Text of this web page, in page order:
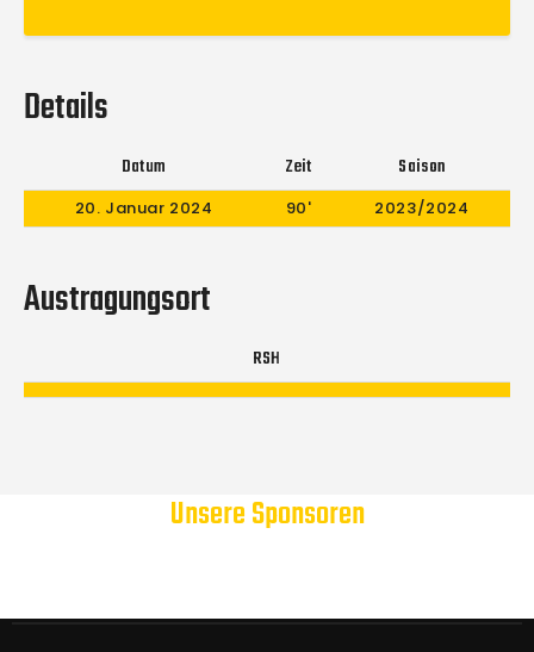
Details
Datum Zeit Saison
20. Januar 2024 90' 2023/2024
Austragungsort
RSH
Unsere Sponsoren